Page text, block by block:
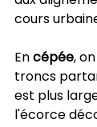
cours
En cépée,
troncs
est plus
l'écorce